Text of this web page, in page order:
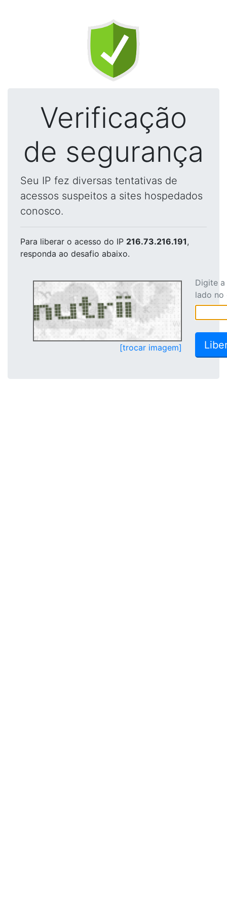
Verificação
de segurança
Seu IP fez diversas tentativas de
acessos suspeitos a sites hospedados
conosco.
Para liberar o acesso do IP 216.73.216.191,
responda ao desafio abaixo.
[trocar imagem]
Digite
lado no